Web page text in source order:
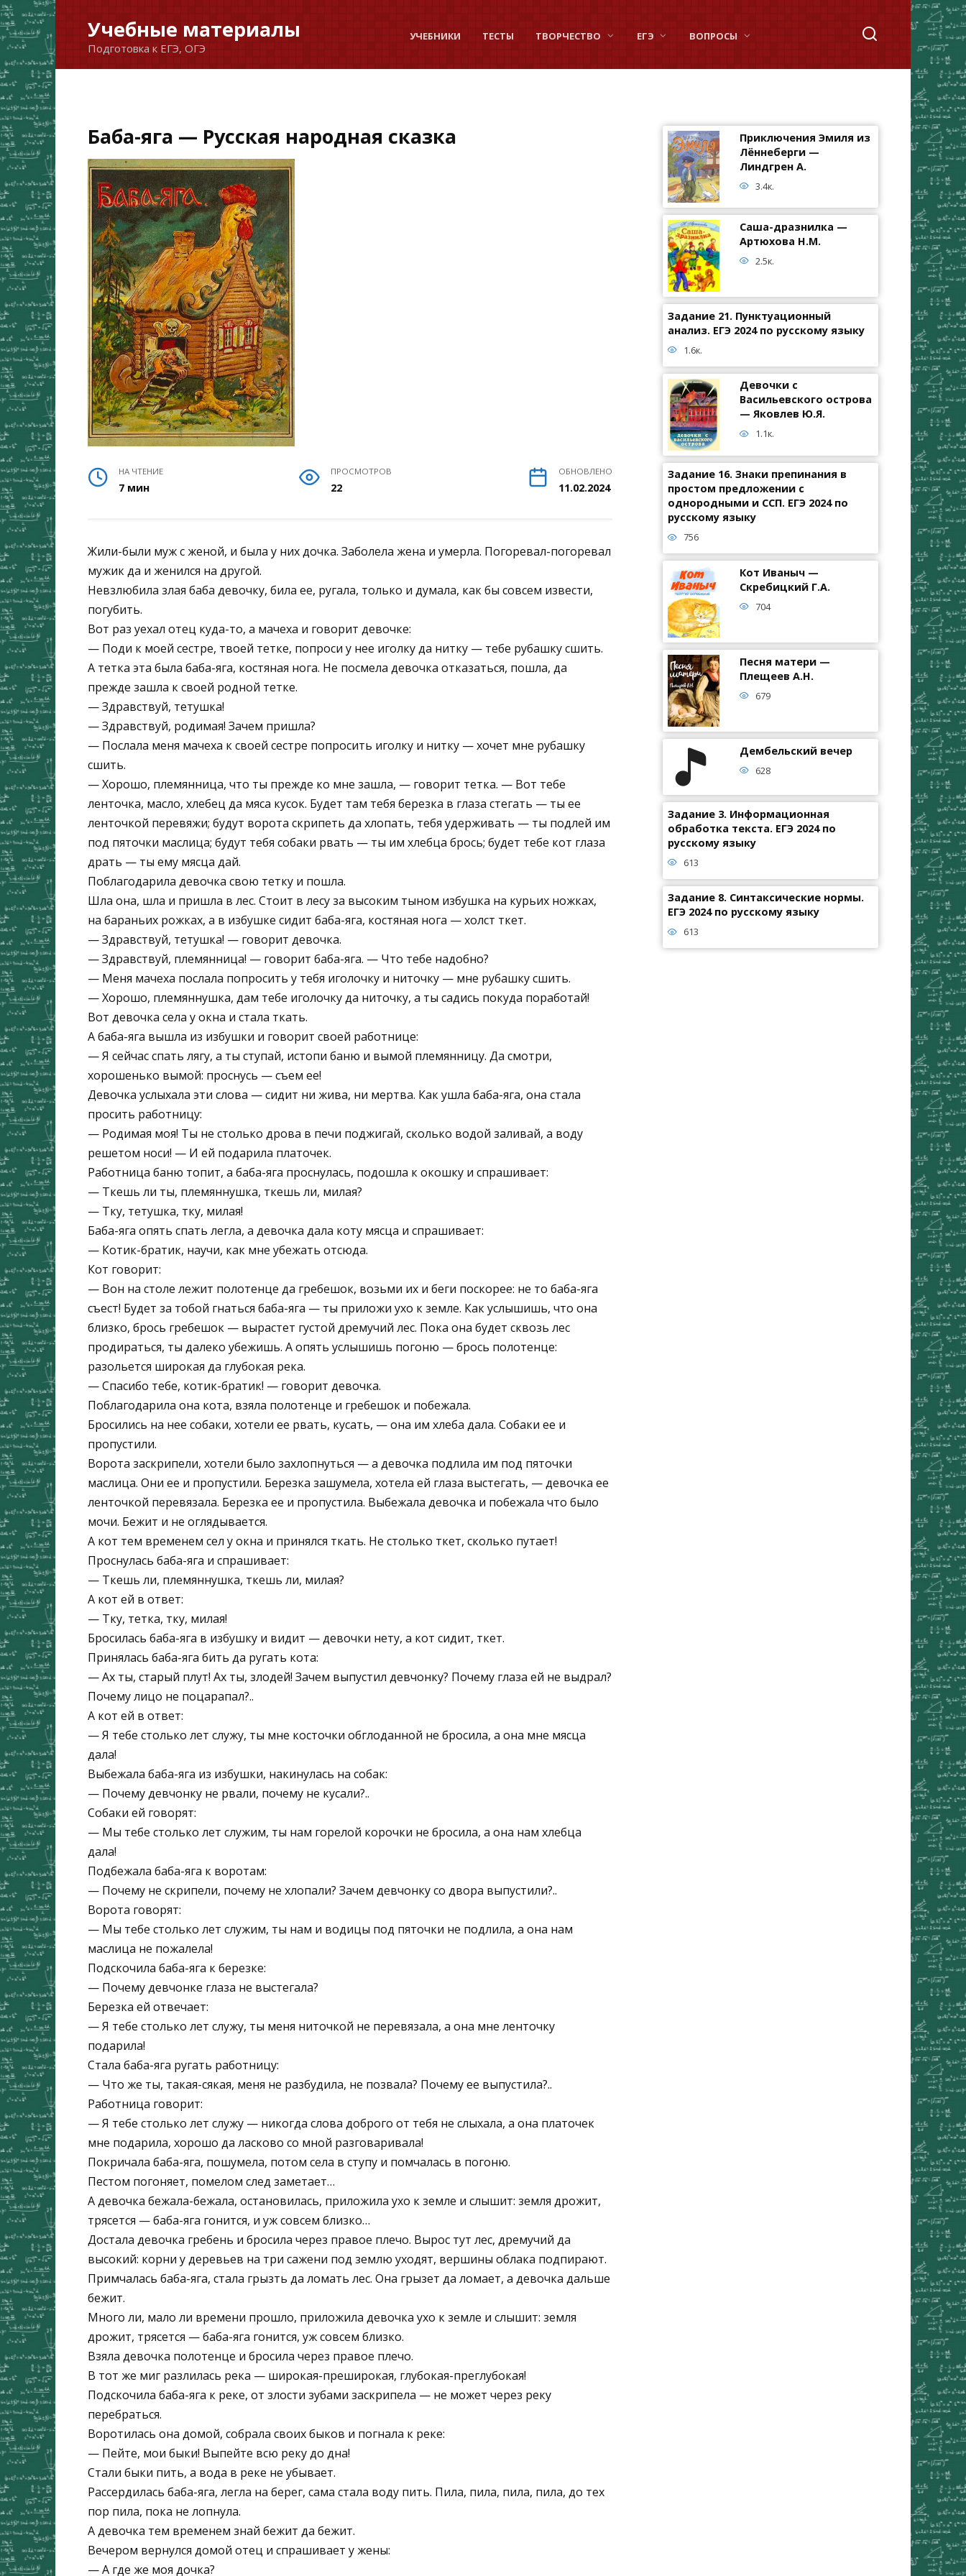
Перейти
к
содержанию
Учебные материалы
Подготовка к ЕГЭ, ОГЭ
УЧЕБНИКИ ТЕСТЫ ТВОРЧЕСТВО ЕГЭ ВОПРОСЫ
Баба-яга — Русская народная сказка
НА ЧТЕНИЕ
7 мин
ПРОСМОТРОВ
22
ОБНОВЛЕНО
11.02.2024
Жили-были муж с женой, и была у них дочка. Заболела жена и умерла. Погоревал-погоревал
мужик да и женился на другой.
Невзлюбила злая баба девочку, била ее, ругала, только и думала, как бы совсем извести,
погубить.
Вот раз уехал отец куда-то, а мачеха и говорит девочке:
— Поди к моей сестре, твоей тетке, попроси у нее иголку да нитку — тебе рубашку сшить.
А тетка эта была баба-яга, костяная нога. Не посмела девочка отказаться, пошла, да
прежде зашла к своей родной тетке.
— Здравствуй, тетушка!
— Здравствуй, родимая! Зачем пришла?
— Послала меня мачеха к своей сестре попросить иголку и нитку — хочет мне рубашку
сшить.
— Хорошо, племянница, что ты прежде ко мне зашла, — говорит тетка. — Вот тебе
ленточка, масло, хлебец да мяса кусок. Будет там тебя березка в глаза стегать — ты ее
ленточкой перевяжи; будут ворота скрипеть да хлопать, тебя удерживать — ты подлей им
под пяточки маслица; будут тебя собаки рвать — ты им хлебца брось; будет тебе кот глаза
драть — ты ему мясца дай.
Поблагодарила девочка свою тетку и пошла.
Шла она, шла и пришла в лес. Стоит в лесу за высоким тыном избушка на курьих ножках,
на бараньих рожках, а в избушке сидит баба-яга, костяная нога — холст ткет.
— Здравствуй, тетушка! — говорит девочка.
— Здравствуй, племянница! — говорит баба-яга. — Что тебе надобно?
— Меня мачеха послала попросить у тебя иголочку и ниточку — мне рубашку сшить.
— Хорошо, племяннушка, дам тебе иголочку да ниточку, а ты садись покуда поработай!
Вот девочка села у окна и стала ткать.
А баба-яга вышла из избушки и говорит своей работнице:
— Я сейчас спать лягу, а ты ступай, истопи баню и вымой племянницу. Да смотри,
хорошенько вымой: проснусь — съем ее!
Девочка услыхала эти слова — сидит ни жива, ни мертва. Как ушла баба-яга, она стала
просить работницу:
— Родимая моя! Ты не столько дрова в печи поджигай, сколько водой заливай, а воду
решетом носи! — И ей подарила платочек.
Работница баню топит, а баба-яга проснулась, подошла к окошку и спрашивает:
— Ткешь ли ты, племяннушка, ткешь ли, милая?
— Тку, тетушка, тку, милая!
Баба-яга опять спать легла, а девочка дала коту мясца и спрашивает:
— Котик-братик, научи, как мне убежать отсюда.
Кот говорит:
— Вон на столе лежит полотенце да гребешок, возьми их и беги поскорее: не то баба-яга
съест! Будет за тобой гнаться баба-яга — ты приложи ухо к земле. Как услышишь, что она
близко, брось гребешок — вырастет густой дремучий лес. Пока она будет сквозь лес
продираться, ты далеко убежишь. А опять услышишь погоню — брось полотенце:
разольется широкая да глубокая река.
— Спасибо тебе, котик-братик! — говорит девочка.
Поблагодарила она кота, взяла полотенце и гребешок и побежала.
Бросились на нее собаки, хотели ее рвать, кусать, — она им хлеба дала. Собаки ее и
пропустили.
Ворота заскрипели, хотели было захлопнуться — а девочка подлила им под пяточки
маслица. Они ее и пропустили. Березка зашумела, хотела ей глаза выстегать, — девочка ее
ленточкой перевязала. Березка ее и пропустила. Выбежала девочка и побежала что было
мочи. Бежит и не оглядывается.
А кот тем временем сел у окна и принялся ткать. Не столько ткет, сколько путает!
Проснулась баба-яга и спрашивает:
— Ткешь ли, племяннушка, ткешь ли, милая?
А кот ей в ответ:
— Тку, тетка, тку, милая!
Бросилась баба-яга в избушку и видит — девочки нету, а кот сидит, ткет.
Принялась баба-яга бить да ругать кота:
— Ах ты, старый плут! Ах ты, злодей! Зачем выпустил девчонку? Почему глаза ей не выдрал?
Почему лицо не поцарапал?..
А кот ей в ответ:
— Я тебе столько лет служу, ты мне косточки обглоданной не бросила, а она мне мясца
дала!
Выбежала баба-яга из избушки, накинулась на собак:
— Почему девчонку не рвали, почему не кусали?..
Собаки ей говорят:
— Мы тебе столько лет служим, ты нам горелой корочки не бросила, а она нам хлебца
дала!
Подбежала баба-яга к воротам:
— Почему не скрипели, почему не хлопали? Зачем девчонку со двора выпустили?..
Ворота говорят:
— Мы тебе столько лет служим, ты нам и водицы под пяточки не подлила, а она нам
маслица не пожалела!
Подскочила баба-яга к березке:
— Почему девчонке глаза не выстегала?
Березка ей отвечает:
— Я тебе столько лет служу, ты меня ниточкой не перевязала, а она мне ленточку
подарила!
Стала баба-яга ругать работницу:
— Что же ты, такая-сякая, меня не разбудила, не позвала? Почему ее выпустила?..
Работница говорит:
— Я тебе столько лет служу — никогда слова доброго от тебя не слыхала, а она платочек
мне подарила, хорошо да ласково со мной разговаривала!
Покричала баба-яга, пошумела, потом села в ступу и помчалась в погоню.
Пестом погоняет, помелом след заметает…
А девочка бежала-бежала, остановилась, приложила ухо к земле и слышит: земля дрожит,
трясется — баба-яга гонится, и уж совсем близко…
Достала девочка гребень и бросила через правое плечо. Вырос тут лес, дремучий да
высокий: корни у деревьев на три сажени под землю уходят, вершины облака подпирают.
Примчалась баба-яга, стала грызть да ломать лес. Она грызет да ломает, а девочка дальше
бежит.
Много ли, мало ли времени прошло, приложила девочка ухо к земле и слышит: земля
дрожит, трясется — баба-яга гонится, уж совсем близко.
Взяла девочка полотенце и бросила через правое плечо.
В тот же миг разлилась река — широкая-преширокая, глубокая-преглубокая!
Подскочила баба-яга к реке, от злости зубами заскрипела — не может через реку
перебраться.
Воротилась она домой, собрала своих быков и погнала к реке:
— Пейте, мои быки! Выпейте всю реку до дна!
Стали быки пить, а вода в реке не убывает.
Рассердилась баба-яга, легла на берег, сама стала воду пить. Пила, пила, пила, пила, до тех
пор пила, пока не лопнула.
А девочка тем временем знай бежит да бежит.
Вечером вернулся домой отец и спрашивает у жены:
— А где же моя дочка?
Приключения Эмиля из
Лённеберги —
Линдгрен А.
3.4к.
Саша-дразнилка —
Артюхова Н.М.
2.5к.
Задание 21. Пунктуационный
анализ. ЕГЭ 2024 по русскому языку
1.6к.
Девочки с
Васильевского острова
— Яковлев Ю.Я.
1.1к.
Задание 16. Знаки препинания в
простом предложении с
однородными и ССП. ЕГЭ 2024 по
русскому языку
756
Кот Иваныч —
Скребицкий Г.А.
704
Песня матери —
Плещеев А.Н.
679
Дембельский вечер
628
Задание 3. Информационная
обработка текста. ЕГЭ 2024 по
русскому языку
613
Задание 8. Синтаксические нормы.
ЕГЭ 2024 по русскому языку
613